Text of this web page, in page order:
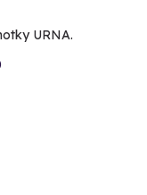
URNA.